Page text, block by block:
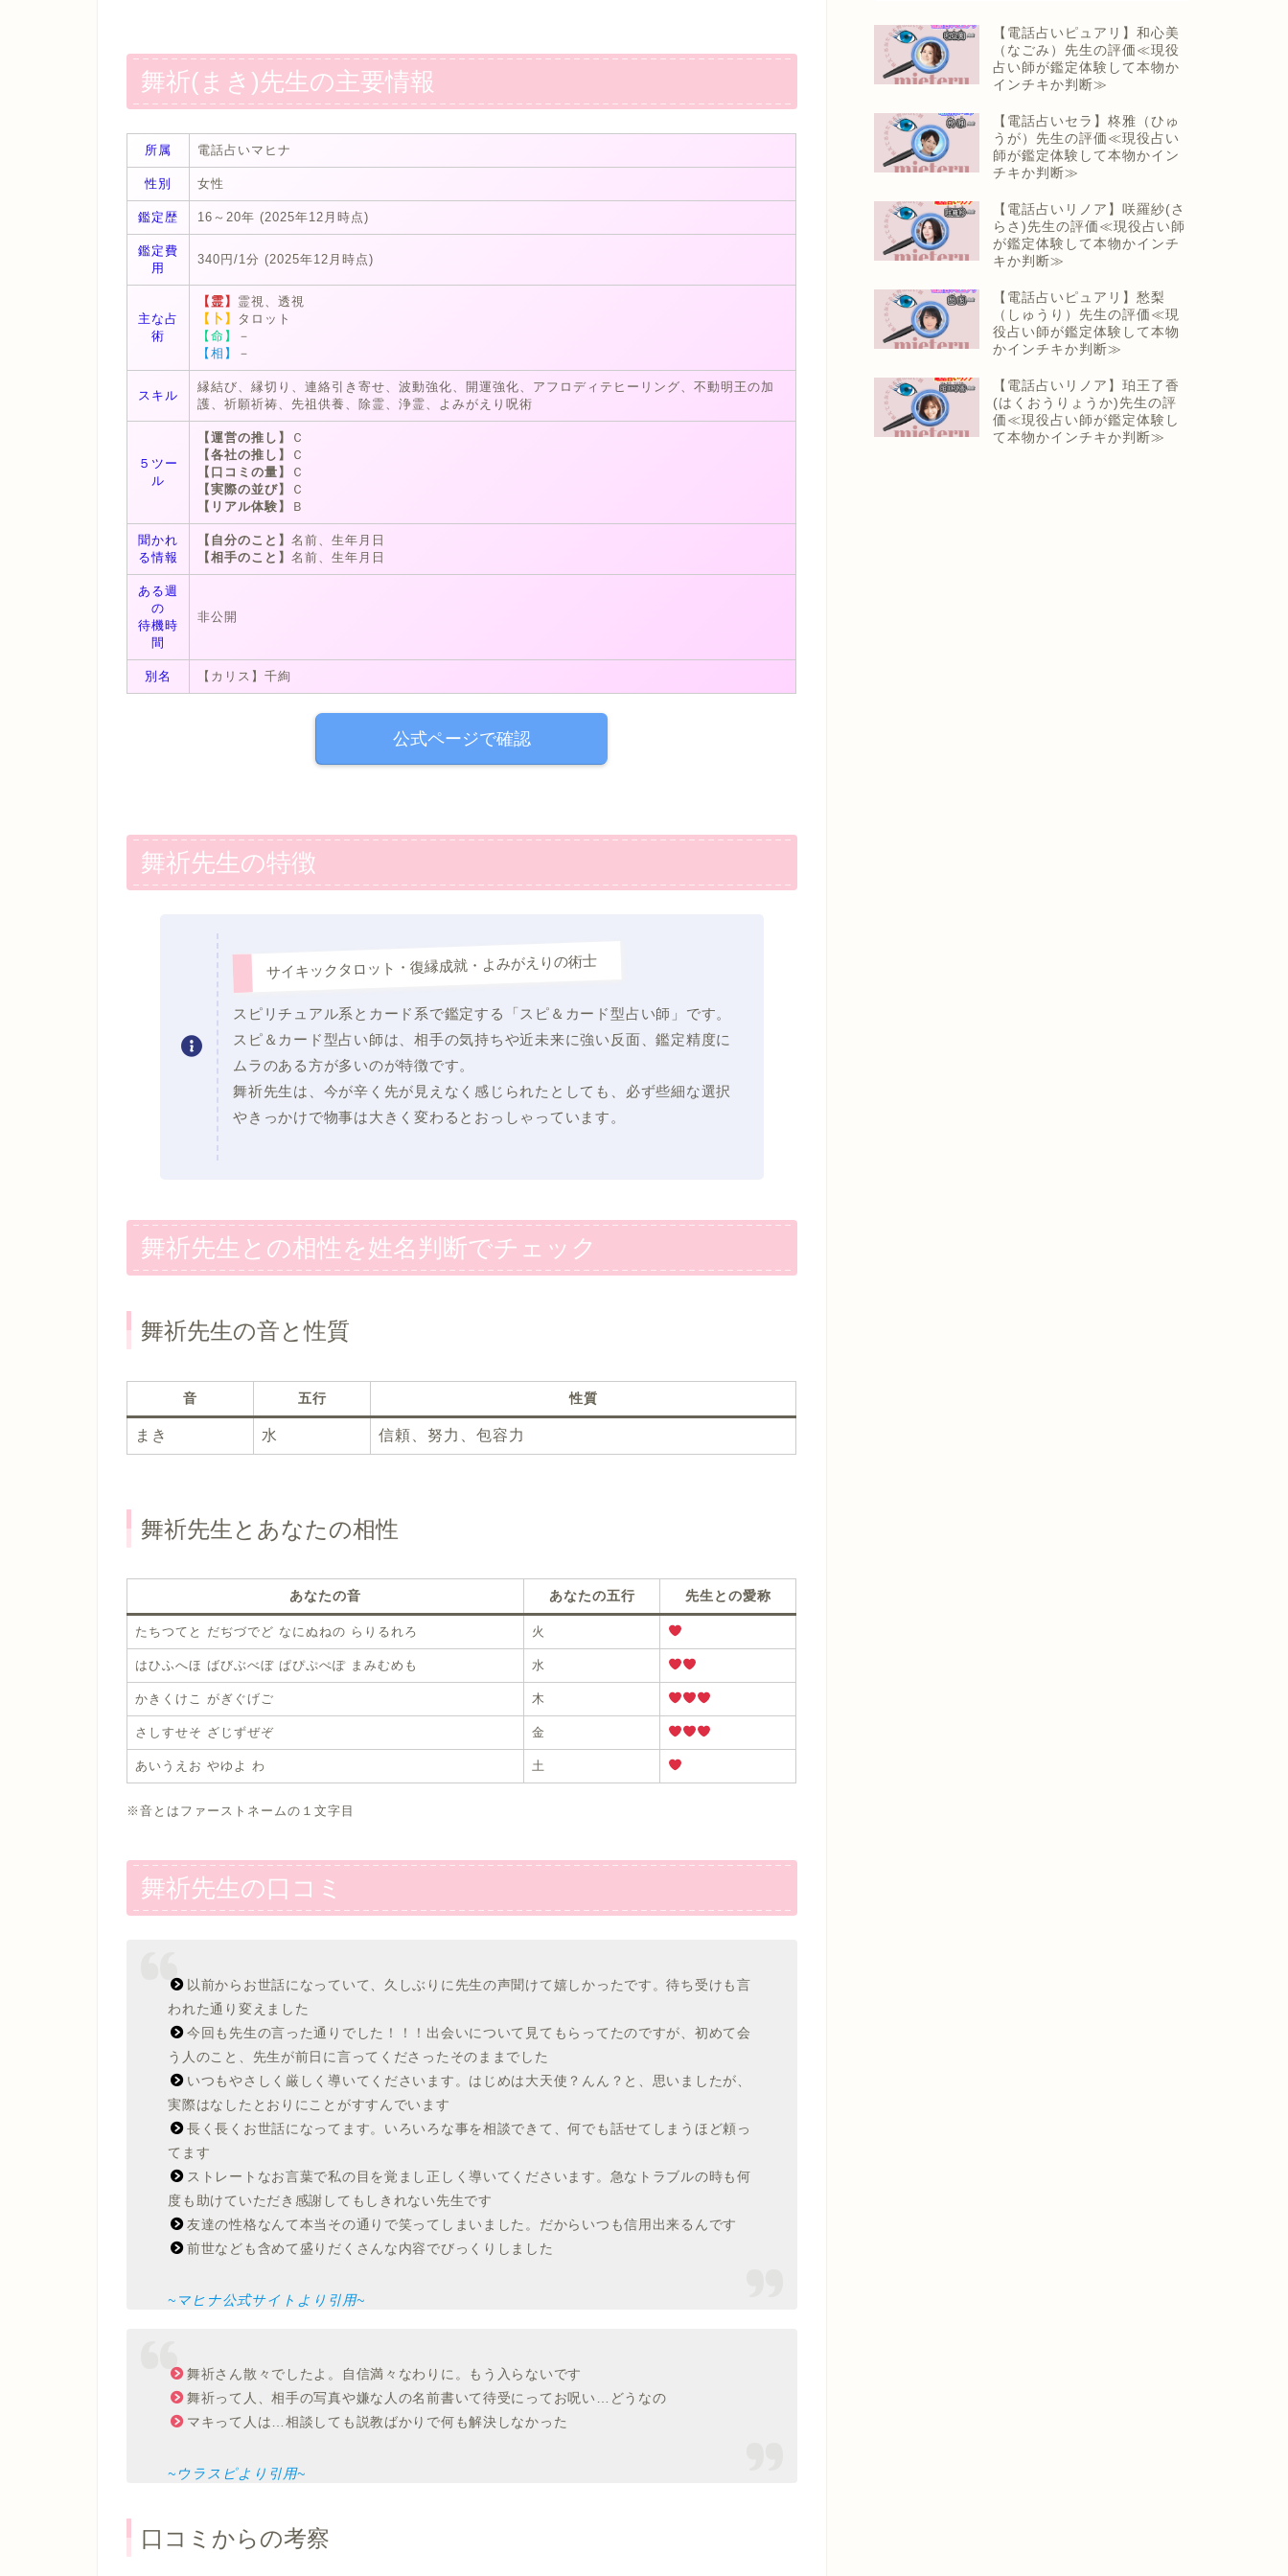
舞祈(まき)先生の主要情報
所属 電話占いマヒナ
性別 女性
鑑定歴 16～20年 (2025年12月時点)
鑑定費
用
340円/1分 (2025年12月時点)
主な占
術
【霊】 霊視、透視
【卜】
タロット
【命】
－
【相】
－
スキル
縁結び、縁切り、連絡引き寄せ、波動強化、開運強化、アフロディテヒーリング、不動明王の加
護、祈願祈祷、先祖供養、除霊、浄霊、よみがえり呪術
５ツー
ル
【運営の推し】
Ｃ
【各社の推し】
Ｃ
【口コミの量】
Ｃ
【実際の並び】
Ｃ
【リアル体験】
Ｂ
聞かれ
る情報
【自分のこと】名前、生年月日
【相手のこと】名前、生年月日
ある週
の
待機時
間
非公開
別名 【カリス】千絢
公式ページで確認
舞祈先生の特徴
サイキックタロット・復縁成就・よみがえりの術士
スピリチュアル系とカード系で鑑定する「スピ＆カード型占い師」です。
スピ＆カード型占い師は、相手の気持ちや近未来に強い反面、鑑定精度に
ムラのある方が多いのが特徴です。
舞祈先生は、今が辛く先が見えなく感じられたとしても、必ず些細な選択
やきっかけで物事は大きく変わるとおっしゃっています。
舞祈先生との相性を姓名判断でチェック
舞祈先生の音と性質
音 五行 性質
まき 水 信頼、努力、包容力
舞祈先生とあなたの相性
あなたの音 あなたの五行 先生との愛称
たちつてと だぢづでど なにぬねの らりるれろ 火
はひふへほ ばびぶべぼ ぱぴぷぺぽ まみむめも 水
かきくけこ がぎぐげご 木
さしすせそ ざじずぜぞ 金
あいうえお やゆよ わ 土
※音とはファーストネームの１文字目
舞祈先生の口コミ
以前からお世話になっていて、久しぶりに先生の声聞けて嬉しかったです。待ち受けも言
われた通り変えました
今回も先生の言った通りでした！！！出会いについて見てもらってたのですが、初めて会
う人のこと、先生が前日に言ってくださったそのままでした
いつもやさしく厳しく導いてくださいます。はじめは大天使？んん？と、思いましたが、
実際はなしたとおりにことがすすんでいます
長く長くお世話になってます。いろいろな事を相談できて、何でも話せてしまうほど頼っ
てます
ストレートなお言葉で私の目を覚まし正しく導いてくださいます。急なトラブルの時も何
度も助けていただき感謝してもしきれない先生です
友達の性格なんて本当その通りで笑ってしまいました。だからいつも信用出来るんです
前世なども含めて盛りだくさんな内容でびっくりしました
~マヒナ公式サイトより引用~
舞祈さん散々でしたよ。自信満々なわりに。もう入らないです
舞祈って人、相手の写真や嫌な人の名前書いて待受にってお呪い…どうなの
マキって人は…相談しても説教ばかりで何も解決しなかった
~ウラスピより引用~
口コミからの考察
【電話占いピュアリ】和心美
（なごみ）先生の評価≪現役
占い師が鑑定体験して本物か
インチキか判断≫
【電話占いセラ】柊雅（ひゅ
うが）先生の評価≪現役占い
師が鑑定体験して本物かイン
チキか判断≫
【電話占いリノア】咲羅紗(さ
らさ)先生の評価≪現役占い師
が鑑定体験して本物かインチ
キか判断≫
【電話占いピュアリ】愁梨
（しゅうり）先生の評価≪現
役占い師が鑑定体験して本物
かインチキか判断≫
【電話占いリノア】珀王了香
(はくおうりょうか)先生の評
価≪現役占い師が鑑定体験し
て本物かインチキか判断≫